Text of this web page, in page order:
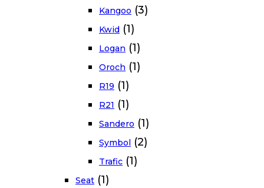
Kangoo (3)
Kwid (1)
Logan (1)
Oroch (1)
R19 (1)
R21 (1)
Sandero (1)
Symbol (2)
Trafic (1)
Seat (1)